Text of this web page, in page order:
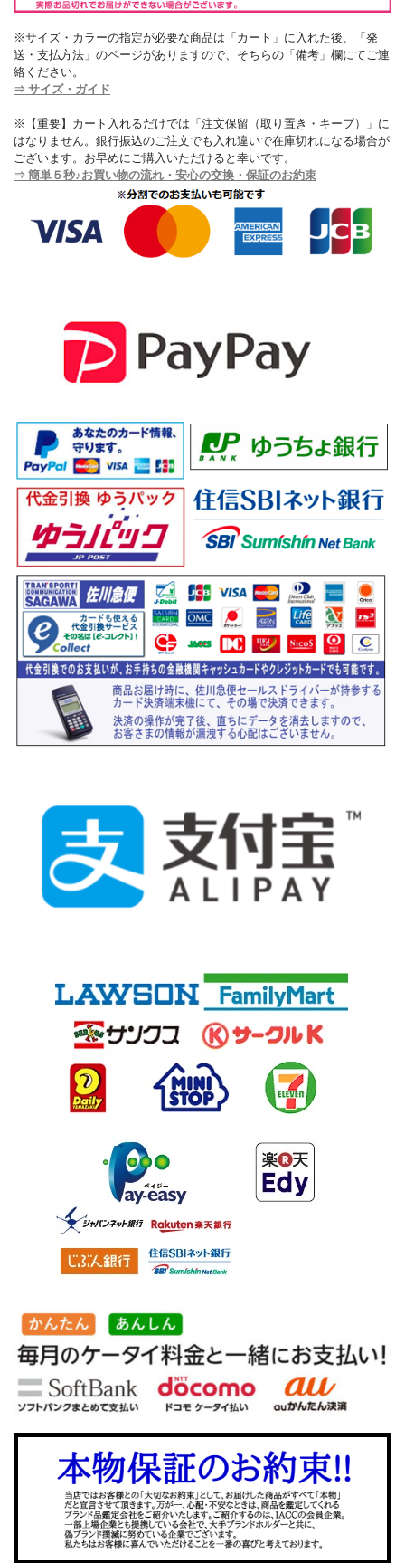
※サイズ・カラーの指定が必要な商品は「カート」に入れた後、「発
送・支払方法」のページがありますので、そちらの「備考」欄にてご連
絡ください。
⇒ サイズ・ガイド
※【重要】カート入れるだけでは「注文保留（取り置き・キープ）」に
はなりません。銀行振込のご注文でも入れ違いで在庫切れになる場合が
ございます。お早めにご購入いただけると幸いです。
⇒ 簡単５秒♪お買い物の流れ・安心の交換・保証のお約束